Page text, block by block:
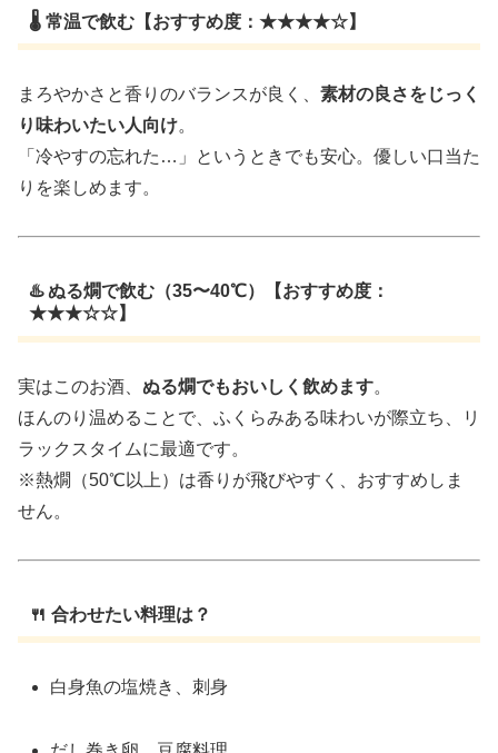
🌡 常温で飲む【おすすめ度：★★★★☆】
まろやかさと香りのバランスが良く、 素材の良さをじっく
り味わいたい人向け。
「冷やすの忘れた…」というときでも安心。優しい口当た
りを楽しめます。
♨️ ぬる燗で飲む（35〜40℃）【おすすめ度：
★★★☆☆】
実はこのお酒、 ぬる燗でもおいしく飲めます。
ほんのり温めることで、ふくらみある味わいが際立ち、リ
ラックスタイムに最適です。
※熱燗（50℃以上）は香りが飛びやすく、おすすめしま
せん。
🍴 合わせたい料理は？
白身魚の塩焼き、刺身